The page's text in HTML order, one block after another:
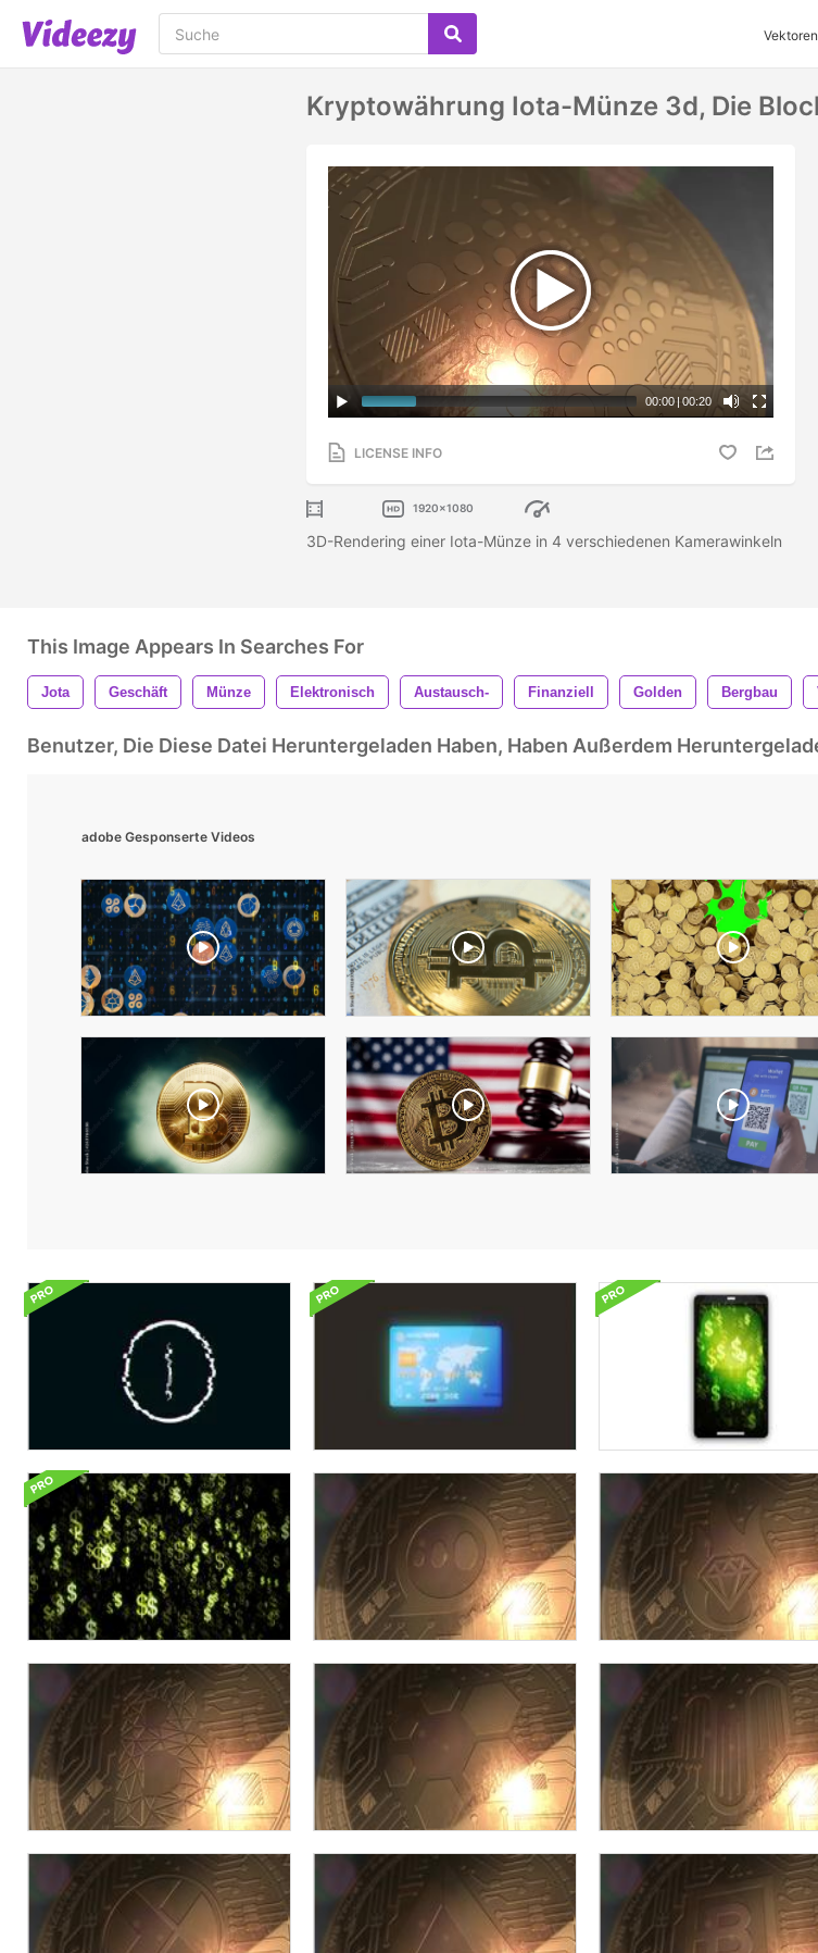
Vektoren
Kryptowährung Iota-Münze 3d, Die
00:00 | 00:20
LICENSE INFO
1920x1080
3D-Rendering einer Iota-Münze in 4 verschiedenen Kamerawinkeln
This Image Appears In Searches For
Jota Geschäft Münze Elektronisch Austausch- Finanziell Golden Bergbau
Benutzer, Die Diese Datei Heruntergeladen Haben, Haben Außerdem
adobe Gesponserte Videos